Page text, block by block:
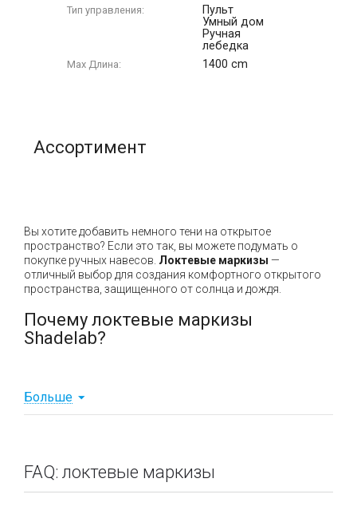
Тип управления:
Пульт
Умный дом
Ручная
лебедка
Max Длина: 1400 cm
Ассортимент
Вы хотите добавить немного тени на открытое
пространство? Если это так, вы можете подумать о
покупке ручных навесов. Локтевые маркизы —
отличный выбор для создания комфортного открытого
пространства, защищенного от солнца и дождя.
Почему локтевые маркизы
Shadelab?
солнцезащиты Украины и СНГ;
задачи;
практически безграничные возможности в
Больше
FAQ: локтевые маркизы